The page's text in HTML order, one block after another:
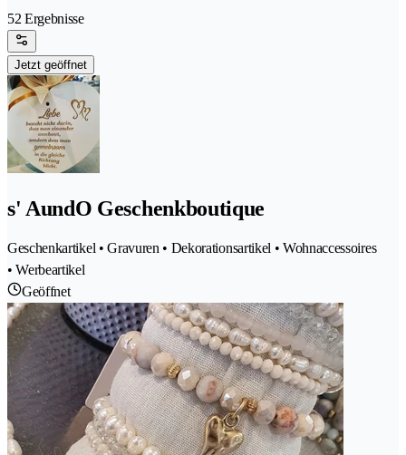
52 Ergebnisse
Jetzt geöffnet
s' AundO Geschenkboutique
Geschenkartikel • Gravuren • Dekorationsartikel • Wohnaccessoires
• Werbeartikel
Geöffnet